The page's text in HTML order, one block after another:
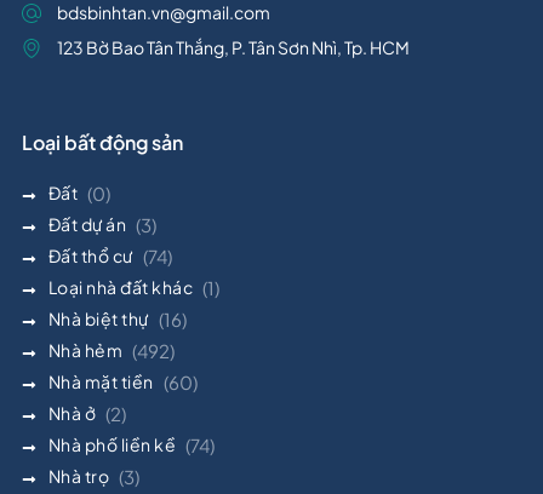
bdsbinhtan.vn@gmail.com
123 Bờ Bao Tân Thắng, P. Tân Sơn Nhì, Tp. HCM
Loại bất động sản
Đất (0)
Đất dự án (3)
Đất thổ cư (74)
Loại nhà đất khác (1)
Nhà biệt thự (16)
Nhà hẻm (492)
Nhà mặt tiền (60)
Nhà ở (2)
Nhà phố liền kề (74)
Nhà trọ (3)